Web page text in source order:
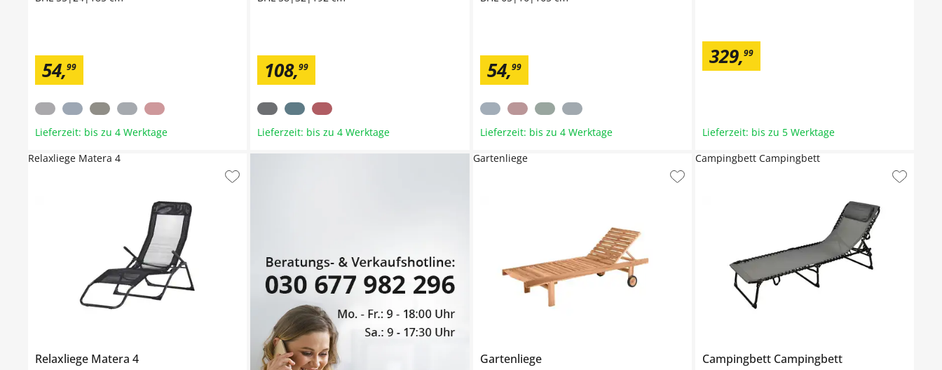
54,99
Lieferzeit: bis zu 4 Werktage
108,99
Lieferzeit: bis zu 4 Werktage
54,99
Lieferzeit: bis zu 4 Werktage
329,99
Lieferzeit: bis zu 5 Werktage
Relaxliege Matera 4
Relaxliege Matera 4
Gartenliege
Gartenliege
Campingbett Campingbett
Campingbett Campingbett